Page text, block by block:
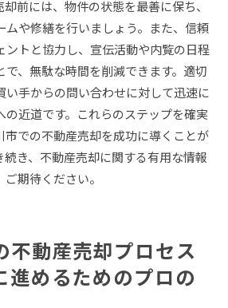
前には、物件の状態を最善に保ち、
ムや修繕を行いましょう。また、信頼
ントと協力し、宣伝活動や内覧の日程
で、無駄な時間を削減できます。適切
い手からの問い合わせに対して迅速に
の近道です。これらのステップを確実
市での不動産売却を成功に導くことが
続き、不動産売却に関する有用な情報
期待ください。
不動産売却プロセス
進めるためのプロの